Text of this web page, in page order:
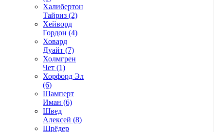
Халибертон
Тайриз (2)
Хейворд
Гордон (4)
Ховард
Дуайт (7)
Холмгрен
Чет (1)
Хорфорд Эл
(6)
Шамперт
Иман (6)
Швед
Алексей (8)
Шрёдер